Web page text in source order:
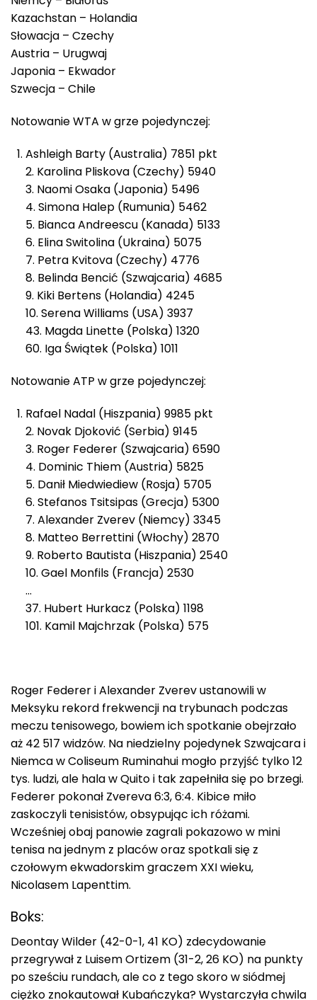
Kazachstan – Holandia
Słowacja – Czechy
Austria – Urugwaj
Japonia – Ekwador
Szwecja – Chile
Notowanie WTA w grze pojedynczej:
Ashleigh Barty (Australia) 7851 pkt
2. Karolina Pliskova (Czechy) 5940
3. Naomi Osaka (Japonia) 5496
4. Simona Halep (Rumunia) 5462
5. Bianca Andreescu (Kanada) 5133
6. Elina Switolina (Ukraina) 5075
7. Petra Kvitova (Czechy) 4776
8. Belinda Bencić (Szwajcaria) 4685
9. Kiki Bertens (Holandia) 4245
10. Serena Williams (USA) 3937
43. Magda Linette (Polska) 1320
60. Iga Świątek (Polska) 1011
Notowanie ATP w grze pojedynczej:
Rafael Nadal (Hiszpania) 9985 pkt
2. Novak Djoković (Serbia) 9145
3. Roger Federer (Szwajcaria) 6590
4. Dominic Thiem (Austria) 5825
5. Danił Miedwiediew (Rosja) 5705
6. Stefanos Tsitsipas (Grecja) 5300
7. Alexander Zverev (Niemcy) 3345
8. Matteo Berrettini (Włochy) 2870
9. Roberto Bautista (Hiszpania) 2540
10. Gael Monfils (Francja) 2530
…
37. Hubert Hurkacz (Polska) 1198
101. Kamil Majchrzak (Polska) 575
Roger Federer i Alexander Zverev ustanowili w
Meksyku rekord frekwencji na trybunach podczas
meczu tenisowego, bowiem ich spotkanie obejrzało
aż 42 517 widzów. Na niedzielny pojedynek Szwajcara i
Niemca w Coliseum Ruminahui mogło przyjść tylko 12
tys. ludzi, ale hala w Quito i tak zapełniła się po brzegi.
Federer pokonał Zvereva 6:3, 6:4. Kibice miło
zaskoczyli tenisistów, obsypując ich różami.
Wcześniej obaj panowie zagrali pokazowo w mini
tenisa na jednym z placów oraz spotkali się z
czołowym ekwadorskim graczem XXI wieku,
Nicolasem Lapenttim.
Boks:
Deontay Wilder (42-0-1, 41 KO) zdecydowanie
przegrywał z Luisem Ortizem (31-2, 26 KO) na punkty
po sześciu rundach, ale co z tego skoro w siódmej
ciężko znokautował Kubańczyka? Wystarczyła chwila